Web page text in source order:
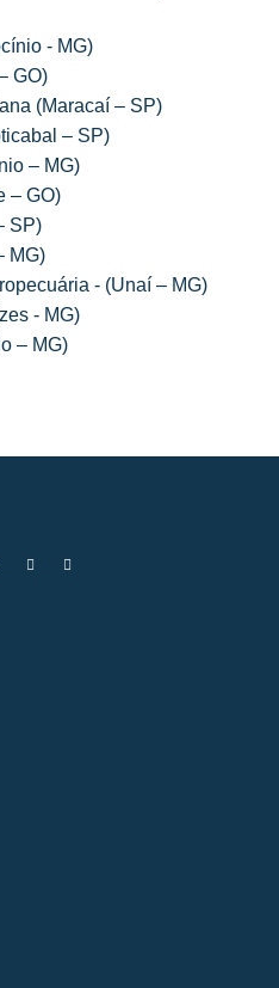
- MG)
GO)
(Maracaí – SP)
– SP)
– MG)
– GO)
SP)
MG)
- (Unaí – MG)
- MG)
– MG)